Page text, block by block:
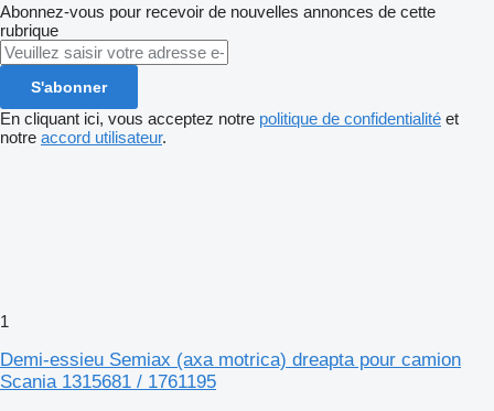
Abonnez-vous pour recevoir de nouvelles annonces de cette
rubrique
S'abonner
En cliquant ici, vous acceptez notre politique de confidentialité et
notre accord utilisateur.
1
Demi-essieu Semiax (axa motrica) dreapta pour camion
Scania 1315681 / 1761195